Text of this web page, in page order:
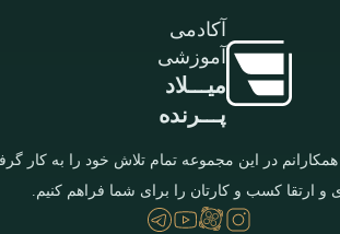
آکادمی
آموزشی
میـــلاد
پـــرنده
در این مجموعه تمام تلاش خود را به کار
و ارتقا کسب و کارتان را برای شما فراهم کنیم.